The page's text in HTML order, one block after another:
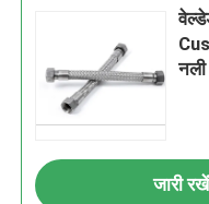
नली
जारी रखें